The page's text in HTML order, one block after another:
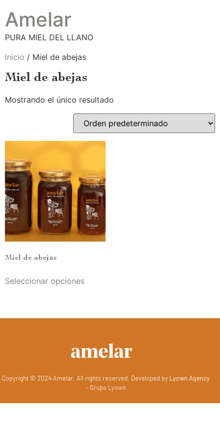
Amelar
PURA MIEL DEL LLANO
Inicio / Miel de abejas
Miel de abejas
Mostrando el único resultado
Miel de abejas
Seleccionar opciones
Copyright © 2024 Amelar. All rights reserved. Developed by Lyown Agency
– Grupo Lyown